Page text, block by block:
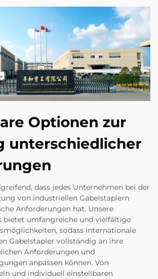
Optionen zur
unterschiedlicher
dass jedes Unternehmen bei der
von industriellen Gabelstaplern
Anforderungen hat. Unsere
bietet umfangreiche und vielfältige
sodass internationale
Gabelstapler vollständig an ihre
Anforderungen und
anpassen können. Von
und individuell einstellbaren